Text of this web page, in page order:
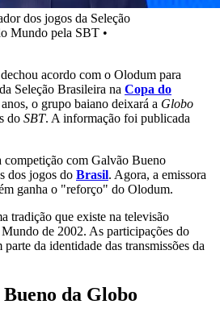
dos jogos da Seleção
Mundo pela SBT •
acordo com o Olodum para
Seleção Brasileira na Copa do
o grupo baiano deixará a Globo
do SBT. A informação foi publicada
com Galvão Bueno
dos jogos do Brasil. Agora, a emissora
ganha o "reforço" do Olodum.
tradição que existe na televisão
de 2002. As participações do
da identidade das transmissões da
da Globo